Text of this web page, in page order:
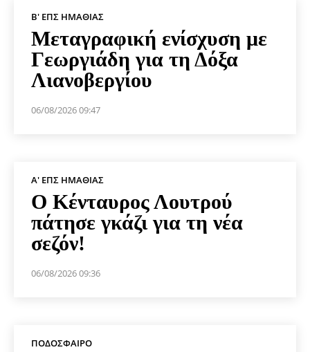
Β' ΕΠΣ ΗΜΑΘΊΑΣ
Μεταγραφική ενίσχυση με
Γεωργιάδη για τη Δόξα
Λιανοβεργίου
06/08/2026 09:47
Α' ΕΠΣ ΗΜΑΘΊΑΣ
Ο Κένταυρος Λουτρού
πάτησε γκάζι για τη νέα
σεζόν!
06/08/2026 09:36
ΠΟΔΌΣΦΑΙΡΟ